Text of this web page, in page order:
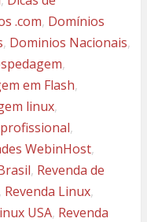
.com, Domínios
, Dominios Nacionais,
,
em Flash,
linux,
,
WebinHost,
, Revenda de
, Revenda Linux,
USA, Revenda